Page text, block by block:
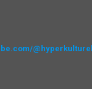
@hyperkulturell